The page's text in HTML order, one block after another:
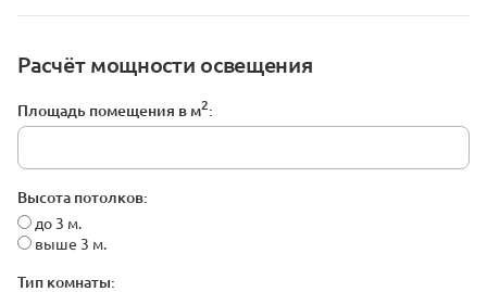
Расчёт мощности освещения
Площадь помещения в м2:
Высота потолков:
до 3 м.
выше 3 м.
Тип комнаты: